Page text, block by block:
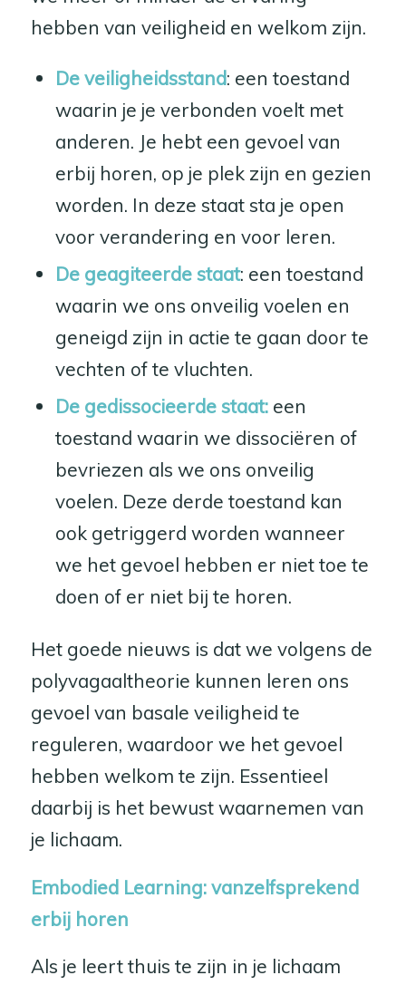
hebben van veiligheid en welkom zijn.
De veiligheidsstand: een toestand
waarin je je verbonden voelt met
anderen. Je hebt een gevoel van
erbij horen, op je plek zijn en gezien
worden. In deze staat sta je open
voor verandering en voor leren.
De geagiteerde staat: een toestand
waarin we ons onveilig voelen en
geneigd zijn in actie te gaan door te
vechten of te vluchten.
De gedissocieerde staat: een
toestand waarin we dissociëren of
bevriezen als we ons onveilig
voelen. Deze derde toestand kan
ook getriggerd worden wanneer
we het gevoel hebben er niet toe te
doen of er niet bij te horen.
Het goede nieuws is dat we volgens de
polyvagaaltheorie kunnen leren ons
gevoel van basale veiligheid te
reguleren, waardoor we het gevoel
hebben welkom te zijn. Essentieel
daarbij is het bewust waarnemen van
je lichaam.
Embodied Learning: vanzelfsprekend
erbij horen
Als je leert thuis te zijn in je lichaam